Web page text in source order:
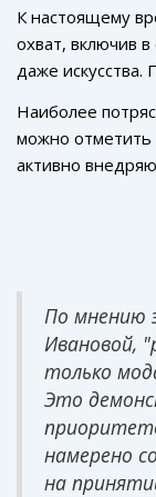
интересом к
идеалов
однообразной
движение
быстро
новые течения.
навязанных
стать своим
комбинации,
К настоящему
охват, включив
даже
из природы,
утверждают
Наиболее
можно отметить
активно
экологичных
личный стиль
некоторые
себя через
По мнению
Ивановой,
только
Это
намерено
на